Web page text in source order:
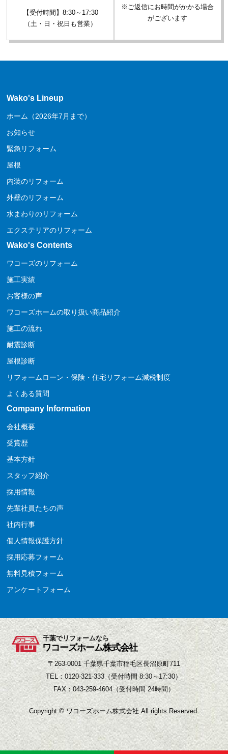
【受付時間】8:30～17:30
（土・日・祝日も営業）
※ご返信にお時間がかかる場合
がございます
Wako's Lineup
ホーム（2026年7月まで）
お知らせ
緊急リフォーム
屋根
内装のリフォーム
外壁のリフォーム
水まわりのリフォーム
エクステリアのリフォーム
Wako's Contents
ワコーズのリフォーム
施工実績
お客様の声
ワコーズホームの取り扱い商品紹介
施工の流れ
耐震診断
屋根診断
リフォームローン・保険・住宅リフォーム減税制度
よくある質問
Company Information
会社概要
受賞歴
基本方針
スタッフ紹介
採用情報
先輩社員たちの声
社内行事
個人情報保護方針
採用応募フォーム
無料見積フォーム
アンケートフォーム
千葉でリフォームなら
ワコーズホーム株式会社
〒263-0001 千葉県千葉市稲毛区長沼原町711
TEL：0120-321-333（受付時間 8:30～17:30）
FAX：043-259-4604（受付時間 24時間）
Copyright © ワコーズホーム株式会社 All rights Reserved.